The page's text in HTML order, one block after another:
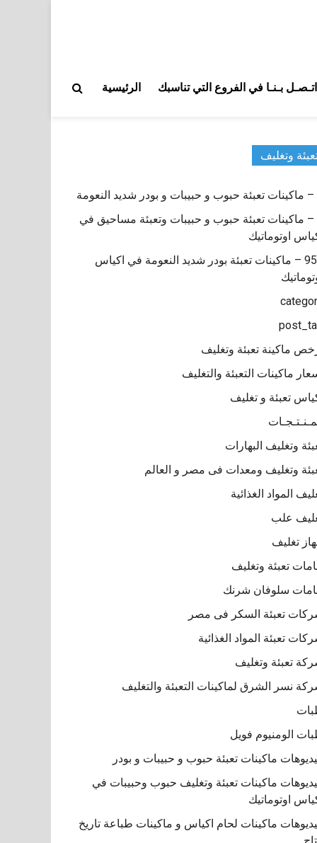
اتـصـل بـنـا في الفروع التي تناسبك الرئيسية
وتغليف
9 – ماكينات تعبئة حبوب و حبيبات وتعبئة مساحيق في
اوتوماتيك
950 – ماكينات تعبئة بودر شديد النعومة في اكياس
ماكينة تعبئة وتغليف
ماكينات التعبئة والتغليف
تعبئة و تغليف
وتغليف البهارات
وتغليف ومعدات فى مصر و العالم
المواد الغذائية
علب
تغليف
تعبئة وتغليف
سلوفان شرنك
تعبئة السكر فى مصر
تعبئة المواد الغذائية
تعبئة وتغليف
نسر الشرق لماكينات التعبئة والتغليف
الومنيوم فويل
ماكينات تعبئة حبوب و حبيبات و بودر
ماكينات تعبئة وتغليف حبوب وحبيبات في
اوتوماتيك
ماكينات لحام اكياس و ماكينات طباعة تاريخ